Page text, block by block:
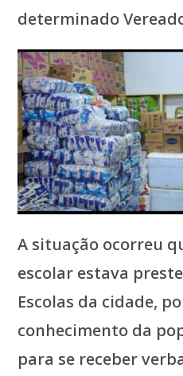
determinado
A situação ocorreu
escolar estava
Escolas da cidade,
conhecimento da
para se receber